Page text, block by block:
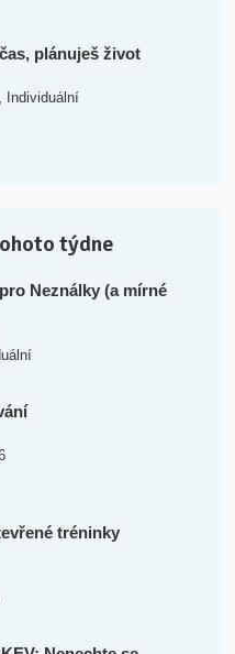
plánuješ život
Individuální
týdne
Neználky (a mírné
tréninky